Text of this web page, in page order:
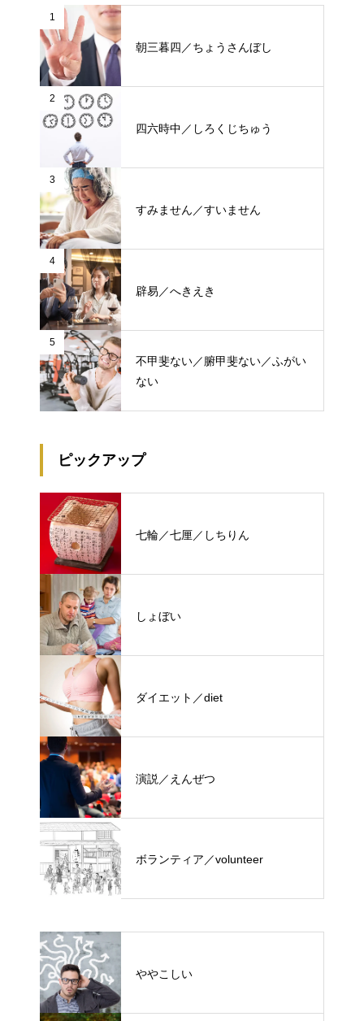
1
朝三暮四／ちょうさんぼし
2
四六時中／しろくじちゅう
3
すみません／すいません
4
辟易／へきえき
5
不甲斐ない／腑甲斐ない／ふがい
ない
ピックアップ
七輪／七厘／しちりん
しょぼい
ダイエット／diet
演説／えんぜつ
ボランティア／volunteer
ややこしい